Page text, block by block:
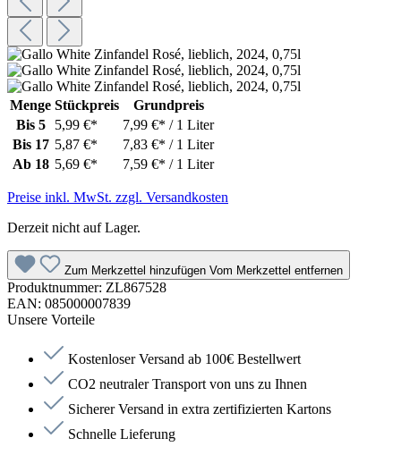
Menge Stückpreis
Grundpreis
Bis 5 5,99 €*
7,99 €* / 1 Liter
Bis 17 5,87 €*
7,83 €* / 1 Liter
Ab 18 5,69 €* 7,59 €* / 1 Liter
Preise inkl. MwSt. zzgl. Versandkosten
Derzeit nicht auf Lager.
Zum Merkzettel hinzufügen Vom Merkzettel entfernen
Produktnummer: ZL867528
EAN: 085000007839
Unsere Vorteile
Kostenloser Versand ab 100€ Bestellwert
CO2 neutraler Transport von uns zu Ihnen
Sicherer Versand in extra zertifizierten Kartons
Schnelle Lieferung